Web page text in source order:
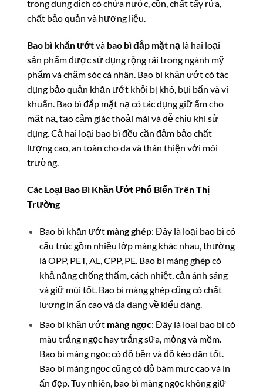
trong dung dịch có chứa nước, cồn, chất tẩy rửa,
chất bảo quản và hương liệu.
Bao bì khăn ướtvà bao bì đắp mặt nạ là hai loại
sản phẩm được sử dụng rộng rãi trong ngành mỹ
phẩm và chăm sóc cá nhân. Bao bì khăn ướt có tác
dụng bảo quản khăn ướt khỏi bị khô, bụi bẩn và vi
khuẩn. Bao bì đắp mặt nạ có tác dụng giữ ẩm cho
mặt nạ, tạo cảm giác thoải mái và dễ chịu khi sử
dụng. Cả hai loại bao bì đều cần đảm bảo chất
lượng cao, an toàn cho da và thân thiện với môi
trường.
Các Loại Bao Bì Khăn Ướt Phổ Biến Trên Thị
Trường
Bao bì khăn ướt màng ghép: Đây là loại bao bì có
cấu trúc gồm nhiều lớp màng khác nhau, thường
là OPP, PET, AL, CPP, PE. Bao bì màng ghép có
khả năng chống thấm, cách nhiệt, cản ánh sáng
và giữ mùi tốt. Bao bì màng ghép cũng có chất
lượng in ấn cao và đa dạng về kiểu dáng.
Bao bì khăn ướt màng ngọc: Đây là loại bao bì có
màu trắng ngọc hay trắng sữa, mỏng và mềm.
Bao bì màng ngọc có độ bền và độ kéo dãn tốt.
Bao bì màng ngọc cũng có độ bám mực cao và in
ấn đẹp. Tuy nhiên, bao bì màng ngọc không giữ